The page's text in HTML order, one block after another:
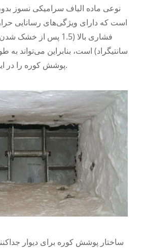
است که دارای ویژگی‌های رسانایی
سانتیگراد) است، بنابراین می‌تواند
پوشش کوره را در این بخش تحقق بخشد.
ساختار پوشش کوره برای دیوار